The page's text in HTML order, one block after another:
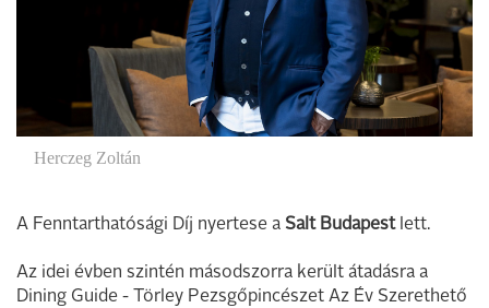
Herczeg Zoltán
A Fenntarthatósági Díj nyertese a Salt Budapestlett.
Az idei évben szintén másodszorra került átadásra a
Dining Guide - Törley Pezsgőpincészet Az Év Szerethető